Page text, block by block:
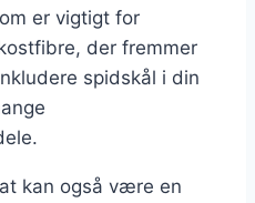
er vigtigt for
der fremmer
spidskål i din
kan også være en